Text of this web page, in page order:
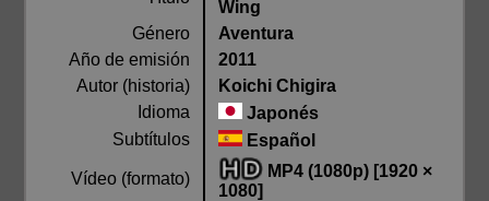
Wing
Género
Aventura
Año de emisión
2011
Autor (historia)
Koichi Chigira
Idioma
Japonés
Subtítulos
Español
Vídeo (formato)
MP4 (1080p) [1920 ×
1080]